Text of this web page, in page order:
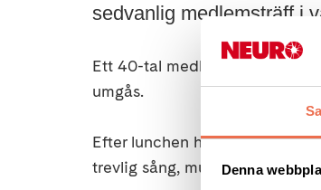
Denna
sedvanlig medlemsträff i
Ett 40-tal medlemmar
umgås.
Efter lunchen hade vi lyckats
trevlig sång, musik och quiz